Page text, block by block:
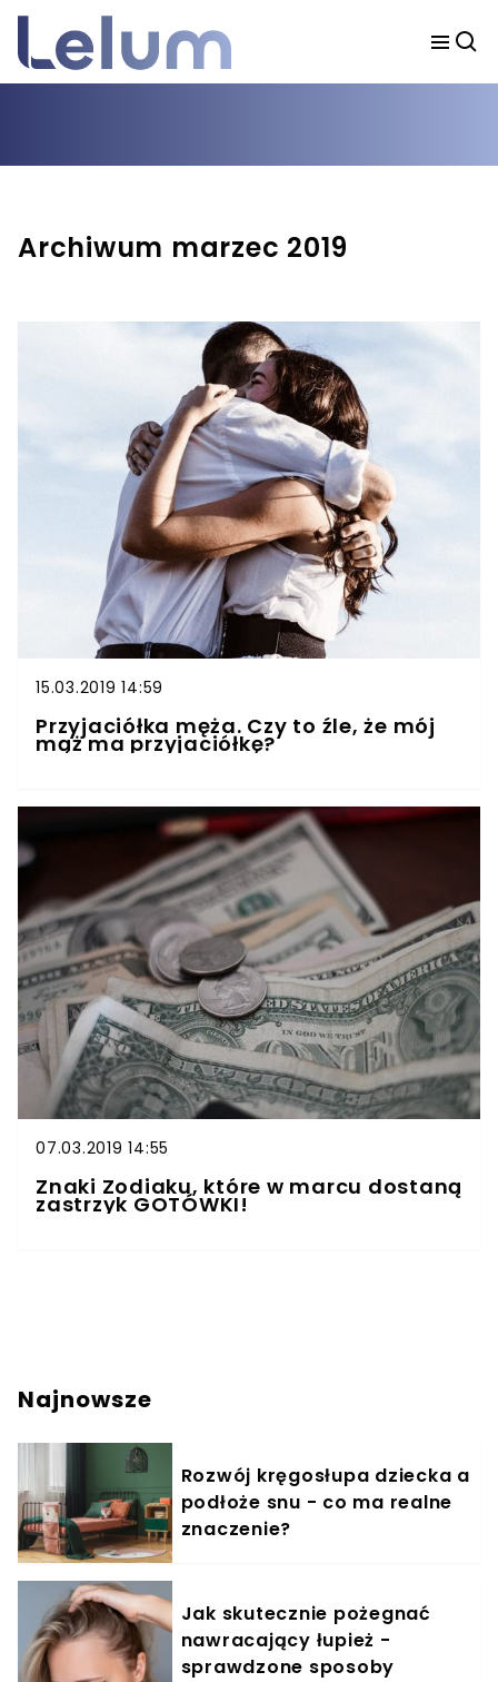
Archiwum marzec 2019
15.03.2019 14:59
Przyjaciółka męża. Czy to źle, że mój
mąż ma przyjaciółkę?
07.03.2019 14:55
Znaki Zodiaku, które w marcu dostaną
zastrzyk GOTÓWKI!
Najnowsze
Rozwój kręgosłupa dziecka a
podłoże snu - co ma realne
znaczenie?
Jak skutecznie pożegnać
nawracający łupież -
sprawdzone sposoby